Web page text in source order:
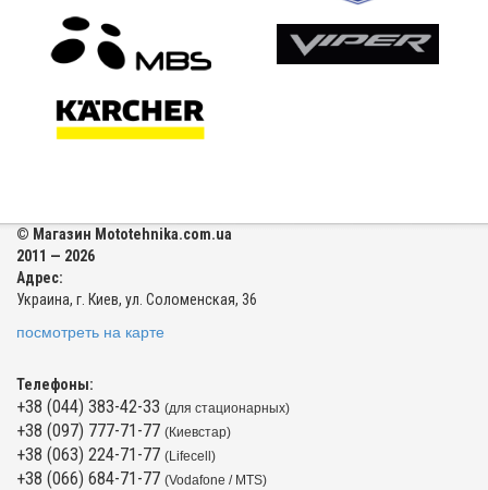
© Магазин Mototehnika.com.ua
2011 — 2026
Адрес:
Украина, г. Киев, ул. Соломенская, 36
посмотреть на карте
Телефоны:
+38 (044) 383-42-33 (для стационарных)
+38 (097) 777-71-77 (Киевстар)
+38 (063) 224-71-77 (Lifecell)
+38 (066) 684-71-77 (Vodafone / MTS)